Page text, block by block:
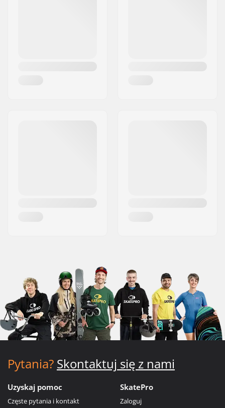
Pytania? Skontaktuj się z nami
Uzyskaj pomoc
Częste pytania i kontakt
SkatePro
Zaloguj